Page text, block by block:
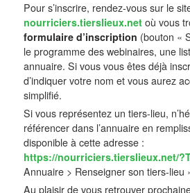
Pour s’inscrire, rendez-vous sur le
nourriciers.tierslieux.netoù vous
formulaire d’inscription (bouton «
le programme des webinaires, une
annuaire. Si vous vous êtes déjà
d’indiquer votre nom et vous aurez
simplifié.
Si vous représentez un tiers-lieu,
référencer dans l’annuaire en
disponible à cette adresse :
https://nourriciers.tierslieux.net/
Annuaire > Renseigner son tiers-lieu
Au plaisir de vous retrouver